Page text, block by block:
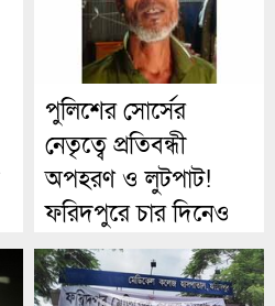
পুলিশের সোর্সের
নেতৃত্বে প্রতিবন্ধী
অপহরণ ও লুটপাট!
ফরিদপুরে চার দিনেও
গ্রেপ্তার নেই কেউ